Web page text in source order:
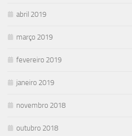
abril 2019
março 2019
fevereiro 2019
janeiro 2019
novembro 2018
outubro 2018